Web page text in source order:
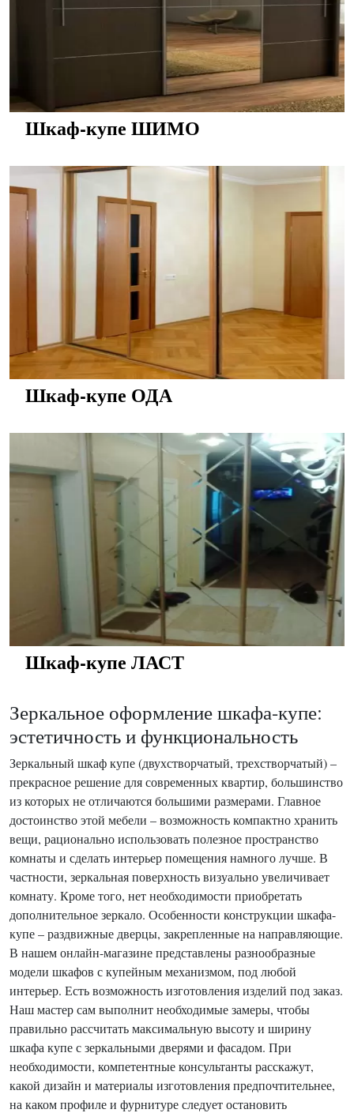
Шкаф-купе ШИМО
Шкаф-купе ОДА
Шкаф-купе ЛАСТ
Зеркальное оформление шкафа-купе:
эстетичность и функциональность
Зеркальный шкаф купе (двухстворчатый, трехстворчатый) –
прекрасное решение для современных квартир, большинство
из которых не отличаются большими размерами. Главное
достоинство этой мебели – возможность компактно хранить
вещи, рационально использовать полезное пространство
комнаты и сделать интерьер помещения намного лучше. В
частности, зеркальная поверхность визуально увеличивает
комнату. Кроме того, нет необходимости приобретать
дополнительное зеркало. Особенности конструкции шкафа-
купе – раздвижные дверцы, закрепленные на направляющие.
В нашем онлайн-магазине представлены разнообразные
модели шкафов с купейным механизмом, под любой
интерьер. Есть возможность изготовления изделий под заказ.
Наш мастер сам выполнит необходимые замеры, чтобы
правильно рассчитать максимальную высоту и ширину
шкафа купе с зеркальными дверями и фасадом. При
необходимости, компетентные консультанты расскажут,
какой дизайн и материалы изготовления предпочтительнее,
на каком профиле и фурнитуре следует остановить